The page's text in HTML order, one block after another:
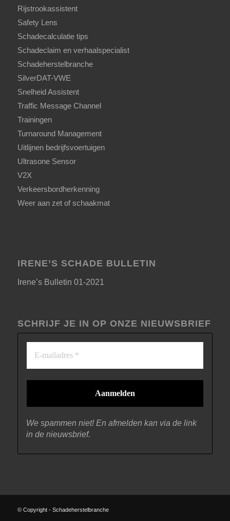
Rijstrookassistent
Safety Lens
Schadecalculatie tips
Schadeclaim en verhaalspecialist
Schadeherstelbranche
SilverDAT-VWE
Snelheid Assistent
Traffic Message Channel
Trainingen
Turnaround Management
Uitlijnen bedrijfsvoertuigen
Ultrasone Sensor
V2X
Verkeersbordherkenning
Weer aan zet of schaakmat
IRENE’S SCHADE BULLETIN
Irene’s Bulletin 01-2021
SCHRIJF JE IN OP ONZE NIEUWSBRIEF
We spammen niet! En afmelden kan via de link
in de nieuwsbrief.
© Copyright - Schadeherstelbranche